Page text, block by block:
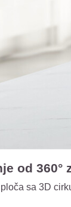
od
sa 3D